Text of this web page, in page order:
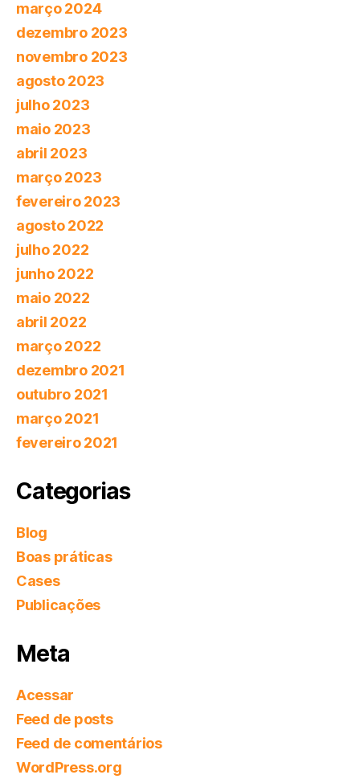
março 2024
dezembro 2023
novembro 2023
agosto 2023
julho 2023
maio 2023
abril 2023
março 2023
fevereiro 2023
agosto 2022
julho 2022
junho 2022
maio 2022
abril 2022
março 2022
dezembro 2021
outubro 2021
março 2021
fevereiro 2021
Categorias
Blog
Boas práticas
Cases
Publicações
Meta
Acessar
Feed de posts
Feed de comentários
WordPress.org